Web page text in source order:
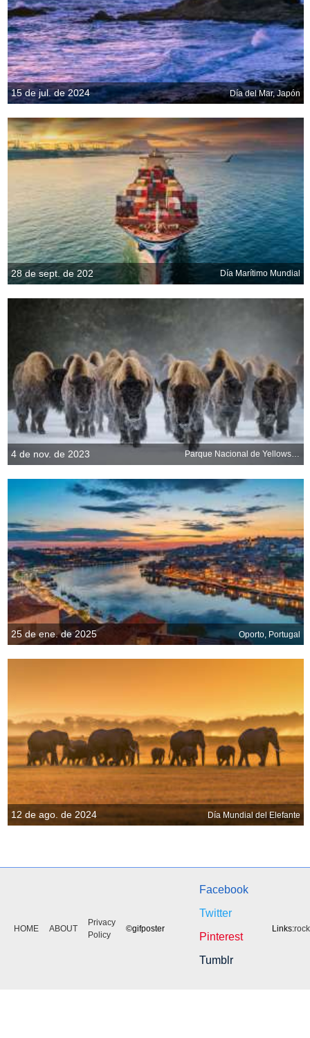
15 de jul. de 2024 Día del Mar, Japón
28 de sept. de 202 Día Marítimo Mundial
4 de nov. de 2023 Parque Nacional de Yellowstone, Wyoming, EE.UU.
25 de ene. de 2025 Oporto, Portugal
12 de ago. de 2024 Día Mundial del Elefante
HOME ABOUT
Privacy
Policy
©gifposter
Facebook
Twitter
Pinterest
Tumblr
Links: